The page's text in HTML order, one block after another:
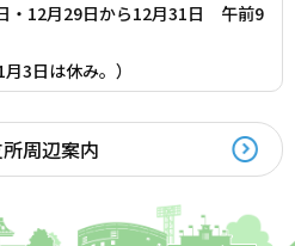
・12月29日から12月31日 午前9
3日は休み。）
周辺案内